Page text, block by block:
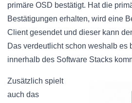
primäre OSD bestätigt. Hat die
Bestätigungen erhalten, wird eine
Client gesendet und dieser kann
Das verdeutlicht schon weshalb es
innerhalb des Software Stacks
Zusätzlich spielt
auch das